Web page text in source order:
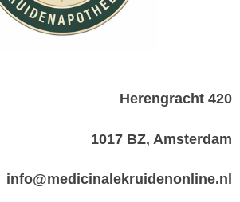
Herengracht 420
1017 BZ, Amsterdam
info@medicinalekruidenonline.nl